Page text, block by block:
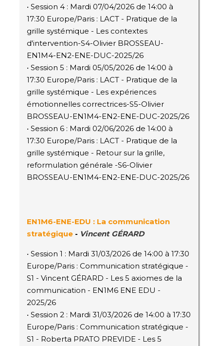
• Session 4 : Mardi 07/04/2026 de 14:00 à
17:30 Europe/Paris : LACT - Pratique de la
grille systémique - Les contextes
d'intervention-S4-Olivier BROSSEAU-
EN1M4-EN2-ENE-DUC-2025/26
• Session 5 : Mardi 05/05/2026 de 14:00 à
17:30 Europe/Paris : LACT - Pratique de la
grille systémique - Les expériences
émotionnelles correctrices-S5-Olivier
BROSSEAU-EN1M4-EN2-ENE-DUC-2025/26
• Session 6 : Mardi 02/06/2026 de 14:00 à
17:30 Europe/Paris : LACT - Pratique de la
grille systémique - Retour sur la grille,
reformulation générale -S6-Olivier
BROSSEAU-EN1M4-EN2-ENE-DUC-2025/26
EN1M6-ENE-EDU : La communication
stratégique - Vincent GÉRARD
• Session 1 : Mardi 31/03/2026 de 14:00 à 17:30
Europe/Paris : Communication stratégique -
S1 - Vincent GÉRARD - Les 5 axiomes de la
communication - EN1M6 ENE EDU -
2025/26
• Session 2 : Mardi 31/03/2026 de 14:00 à 17:30
Europe/Paris : Communication stratégique -
S1 - Roberta PRATO PREVIDE - Les 5